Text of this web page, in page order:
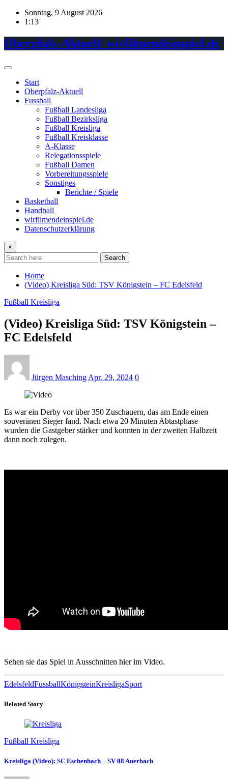
Skip
Sonntag, 9 August 2026
1:13
Oberpfalz-Aktuell/ wirfilmendeinspiel.de
Start
Oberpfalz-Aktuell
Fussball
Fußball Landesliga
Fußball Bezirksliga
Fußball Kreisliga
Fußball Kreisklasse
A-Klasse
Relegationsspiele
Fußball Damen
Vorbereitungsspiele
Sonstiges
Berichte / Spiele
Basketball
Handball
wirfilmendeinspiel.de
Datenschutzerklärung
×
Search
Home
(Video) Kreisliga Süd: TSV Königstein – FC Edelsfeld
Fußball Kreisliga
(Video) Kreisliga Süd: TSV Königstein –
FC Edelsfeld
Jürgen Masching Apr. 29, 2024 0
Es war ein Derby vor über 350 Zuschauern, das am Ende einen
souveränen Sieger fand. Nach etwa 20 Minuten Abtastphase
wurden die Gastgeber stärker und konnten in der zweiten Halbzeit
dann noch zulegen.
Sehen sie das Spiel in Ausschnitten hier im Video.
EdelsfeldFussballKönigsteinKreisligaSport
Related Story
Fußball Kreisliga
Kreisliga (Video): SC Eschenbach – SV 08 Auerbach